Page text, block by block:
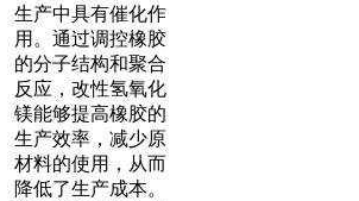
生产中具有催化作
用。通过调控橡胶
的分子结构和聚合
反应，改性氢氧化
镁能够提高橡胶的
生产效率，减少原
材料的使用，从而
降低了生产成本。